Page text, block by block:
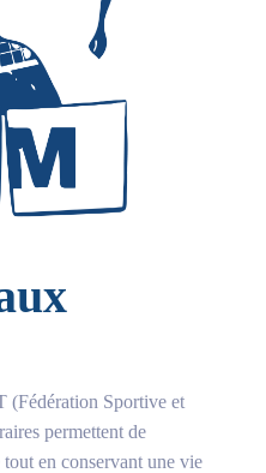
(Fédération Sportive et
permettent de
en conservant une vie